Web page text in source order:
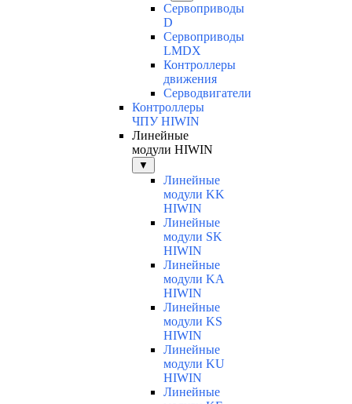
Сервоприводы
D
Сервоприводы
LMDX
Контроллеры
движения
Серводвигатели
Контроллеры
ЧПУ HIWIN
Линейные
модули HIWIN
▼
Линейные
модули KK
HIWIN
Линейные
модули SK
HIWIN
Линейные
модули KA
HIWIN
Линейные
модули KS
HIWIN
Линейные
модули KU
HIWIN
Линейные